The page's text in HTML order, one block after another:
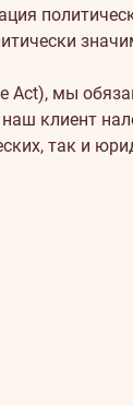
Act), мы
клиент
так и